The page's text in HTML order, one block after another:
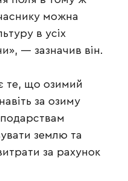
можна
в усіх
— зазначив він.
те, що озимий
за озиму
землю та
за рахунок